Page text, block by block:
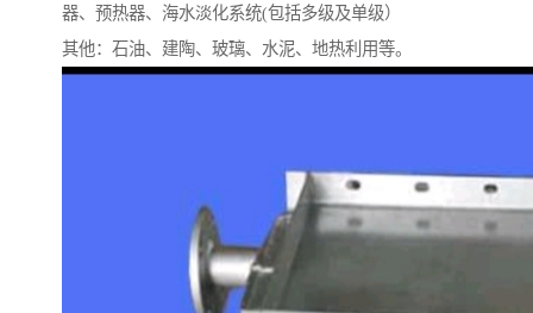
器、预热器、海水淡化系统(包括多级及单级）
其他：石油、建陶、玻璃、水泥、地热利用等。